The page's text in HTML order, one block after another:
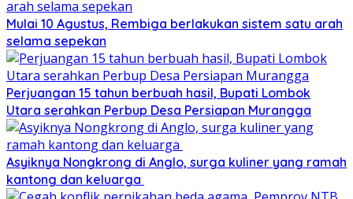
Mulai 10 Agustus, Rembiga berlakukan sistem satu arah
selama sepekan
Perjuangan 15 tahun berbuah hasil, Bupati Lombok
Utara serahkan Perbup Desa Persiapan Murangga
Asyiknya Nongkrong di Anglo, surga kuliner yang ramah
kantong dan keluarga